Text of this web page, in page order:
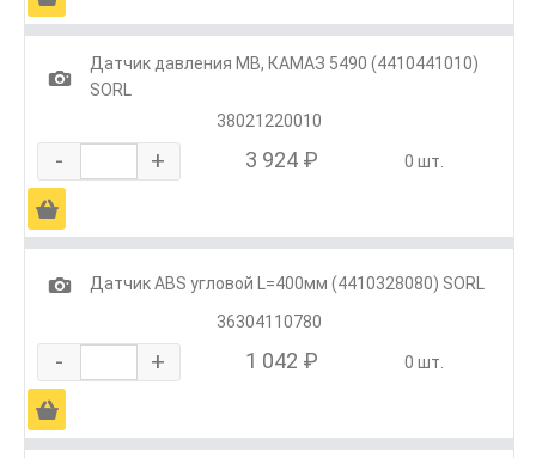
1
Датчик давления MB, КАМАЗ 5490 (4410441010)
SORL
38021220010
- + 3 924 ₽ 0 шт.
Ä
1
Датчик ABS угловой L=400мм (4410328080) SORL
36304110780
- + 1 042 ₽ 0 шт.
Ä